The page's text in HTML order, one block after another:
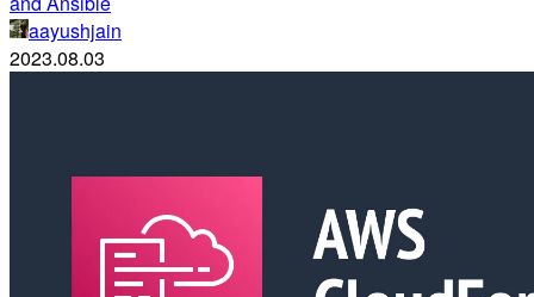
aayushjain
2023.08.03